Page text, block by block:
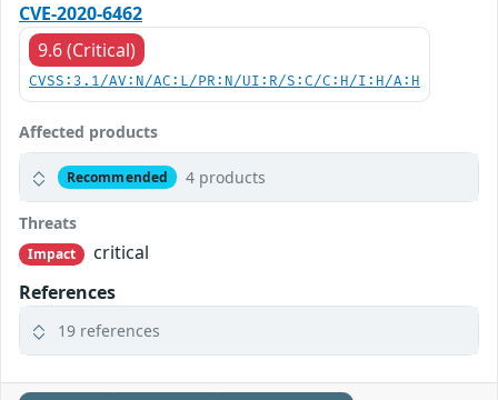
CVE-2020-6462
9.6 (Critical)
CVSS:3.1/AV:N/AC:L/PR:N/UI:R/S:C/C:H/I:H/A:H
Affected products
Recommended 4 products
Threats
Impact
critical
References
19 references